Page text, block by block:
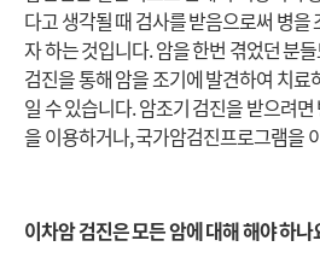
다고 생각될 때 검사를 받음으로써 병
자 하는 것입니다. 암을 한번 겪었던 분
검진을 통해 암을 조기에 발견하여 치
일 수 있습니다. 암조기 검진을 받으려
을 이용하거나, 국가암검진프로그램을
이차암 검진은 모든 암에 대해 해야 하나